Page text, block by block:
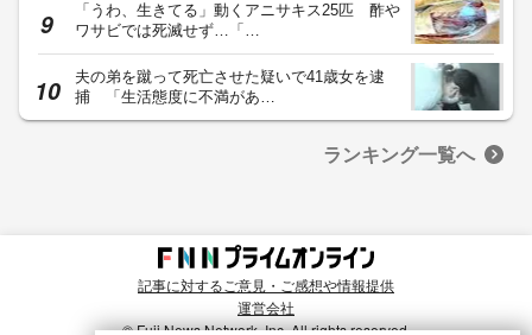
「うわ、生きてる」動くアニサキス25匹 酢や
ワサビでは死滅せず…「…
夫の弟を蹴って死亡させた疑いで41歳女を逮
捕 「生活態度に不満があ…
ランキング一覧へ
記事に対するご意見・ご感想や情報提供
運営会社
© Fuji News Network, Inc. All rights reserved.